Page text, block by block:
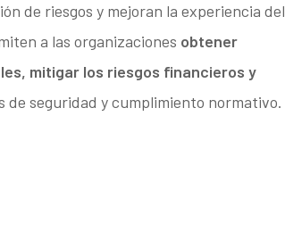
de riesgos y mejoran la experiencia del
a las organizaciones obtener
mitigar los riesgos financieros y
de seguridad y cumplimiento normativo.